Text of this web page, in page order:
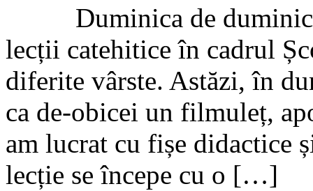
Duminica de duminica
lecții catehitice în cadrul
diferite vârste. Astăzi, în
ca de-obicei un filmuleț,
am lucrat cu fișe didactice
lecție se începe cu o […]